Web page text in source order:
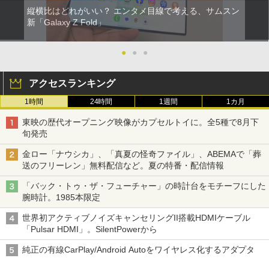
縦横比はどれがいい？ エンタメ目線で考える、サムスン
新「Galaxy Z Fold」
● ● ●
アクセスランキング
1時間 24時間 1週間 1カ月
東映の歴代オープニング映像がカプセルトイに。全5種で8月下
旬発売
金ロー「ナウシカ」、「真夏の怪奇ファイル」、ABEMAで「葬
送のフリーレン」無料配信など。夏の特番・配信情報
「バック・トゥ・ザ・フューチャー」の時計台をモチーフにした
腕時計。1985本限定
世界初アクティブノイズキャンセリングII搭載HDMIケーブル
「Pulsar HDMI」。SilentPowerから
純正の有線CarPlay/Android Autoをワイヤレス化するアダプタ